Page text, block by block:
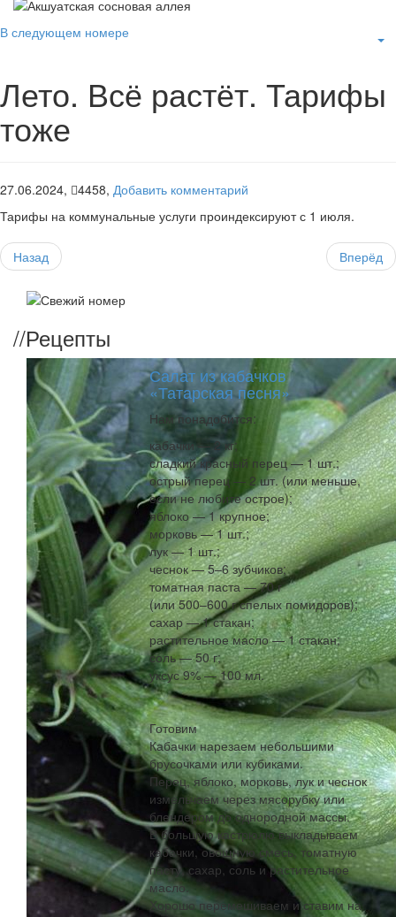
В следующем номере
Лето. Всё растёт. Тарифы
тоже
27.06.2024, 4458, Добавить комментарий
Тарифы на коммунальные услуги проиндексируют с 1 июля.
Назад Вперёд
//Рецепты
Салат из кабачков
«Татарская песня»
Нам понадобится:
кабачки — 2 кг;
сладкий красный перец — 1 шт.;
острый перец — 2 шт. (или меньше,
если не любите острое);
яблоко — 1 крупное;
морковь — 1 шт.;
лук — 1 шт.;
чеснок — 5–6 зубчиков;
томатная паста — 70 г
(или 500–600 г спелых помидоров);
сахар — 1 стакан;
растительное масло — 1 стакан;
соль — 50 г;
уксус 9% — 100 мл.
Готовим
Кабачки нарезаем небольшими
брусочками или кубиками.
Перец, яблоко, морковь, лук и чеснок
измельчаем через мясорубку или
блендером до однородной массы.
В большую кастрюлю выкладываем
кабачки, овощную смесь, томатную
пасту, сахар, соль и растительное
масло.
Хорошо перемешиваем и ставим на